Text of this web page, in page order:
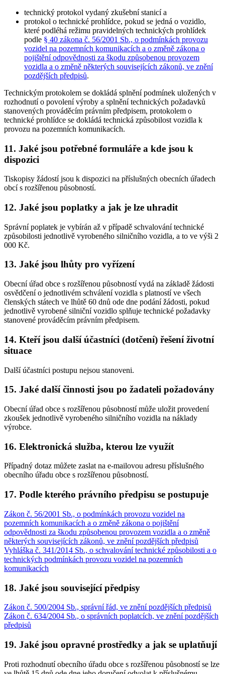
technický protokol vydaný zkušební stanicí a
protokol o technické prohlídce, pokud se jedná o vozidlo,
které podléhá režimu pravidelných technických prohlídek
podle § 40 zákona č. 56/2001 Sb., o podmínkách provozu
vozidel na pozemních komunikacích a o změně zákona o
pojištění odpovědnosti za škodu způsobenou provozem
vozidla a o změně některých souvisejících zákonů, ve znění
pozdějších předpisů.
Technickým protokolem se dokládá splnění podmínek uložených v
rozhodnutí o povolení výroby a splnění technických požadavků
stanovených prováděcím právním předpisem, protokolem o
technické prohlídce se dokládá technická způsobilost vozidla k
provozu na pozemních komunikacích.
11. Jaké jsou potřebné formuláře a kde jsou k
dispozici
Tiskopisy žádostí jsou k dispozici na příslušných obecních úřadech
obcí s rozšířenou působností.
12. Jaké jsou poplatky a jak je lze uhradit
Správní poplatek je vybírán až v případě schvalování technické
způsobilosti jednotlivě vyrobeného silničního vozidla, a to ve výši 2
000 Kč.
13. Jaké jsou lhůty pro vyřízení
Obecní úřad obce s rozšířenou působností vydá na základě žádosti
osvědčení o jednotlivém schválení vozidla s platností ve všech
členských státech ve lhůtě 60 dnů ode dne podání žádosti, pokud
jednotlivě vyrobené silniční vozidlo splňuje technické požadavky
stanovené prováděcím právním předpisem.
14. Kteří jsou další účastníci (dotčení) řešení životní
situace
Další účastníci postupu nejsou stanoveni.
15. Jaké další činnosti jsou po žadateli požadovány
Obecní úřad obce s rozšířenou působností může uložit provedení
zkoušek jednotlivě vyrobeného silničního vozidla na náklady
výrobce.
16. Elektronická služba, kterou lze využít
Případný dotaz můžete zaslat na e-mailovou adresu příslušného
obecního úřadu obce s rozšířenou působností.
17. Podle kterého právního předpisu se postupuje
Zákon č. 56/2001 Sb., o podmínkách provozu vozidel na
pozemních komunikacích a o změně zákona o pojištění
odpovědnosti za škodu způsobenou provozem vozidla a o změně
některých souvisejících zákonů, ve znění pozdějších předpisů
Vyhláška č. 341/2014 Sb., o schvalování technické způsobilosti a o
technických podmínkách provozu vozidel na pozemních
komunikacích
18. Jaké jsou související předpisy
Zákon č. 500/2004 Sb., správní řád, ve znění pozdějších předpisů
Zákon č. 634/2004 Sb., o správních poplatcích, ve znění pozdějších
předpisů
19. Jaké jsou opravné prostředky a jak se uplatňují
Proti rozhodnutí obecního úřadu obce s rozšířenou působností se lze